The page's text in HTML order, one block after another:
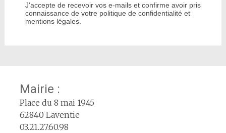
J'accepte de recevoir vos e-mails et confirme avoir pris
connaissance de votre politique de confidentialité et
mentions légales.
Mairie :
Place du 8 mai 1945
62840 Laventie
03.21.27.60.98